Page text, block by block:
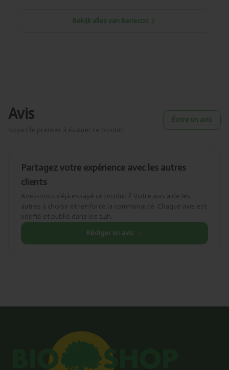
Bekijk alles van Benecos
Avis Écrire un avis
Partagez votre expérience avec les autres
clients
Avez-vous déjà essayé ce produit ? Votre avis aide les
autres à choisir et renforce la communauté. Chaque avis est
vérifié et publié dans les 24h.
Rédiger un avis →